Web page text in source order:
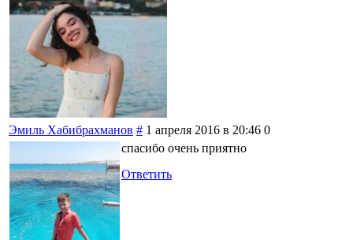
Эмиль Хабибрахманов # 1 апреля 2016 в 20:46 0
спасибо очень приятно
Ответить